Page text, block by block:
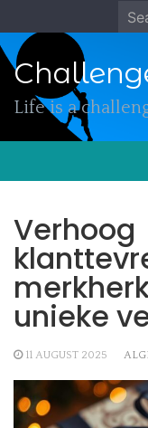
to
content
for:
Life is a
Verhoog
unieke
11 AUGUST 2025